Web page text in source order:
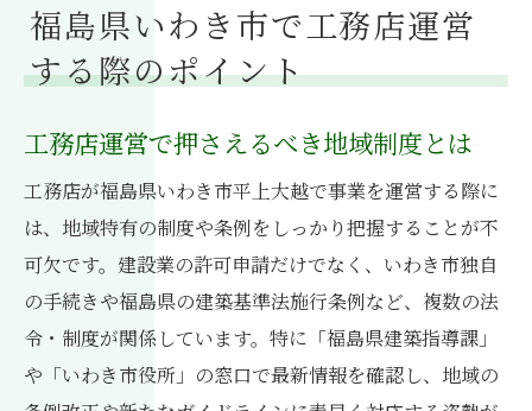
福島県いわき市で工務店運営
する際のポイント
工務店運営で押さえるべき地域制度とは
工務店が福島県いわき市平上大越で事業を運営する際に
は、地域特有の制度や条例をしっかり把握することが不
可欠です。建設業の許可申請だけでなく、いわき市独自
の手続きや福島県の建築基準法施行条例など、複数の法
令・制度が関係しています。特に「福島県建築指導課」
や「いわき市役所」の窓口で最新情報を確認し、地域の